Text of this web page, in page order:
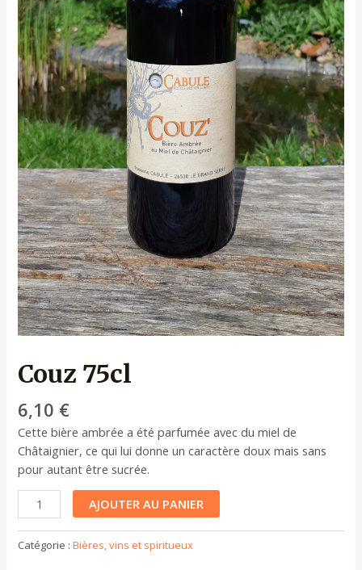
Couz 75cl
6,10 €
Cette bière ambrée a été parfumée avec du miel de
Châtaignier, ce qui lui donne un caractère doux mais sans
pour autant être sucrée.
AJOUTER AU PANIER
Catégorie :Bières, vins et spiritueux